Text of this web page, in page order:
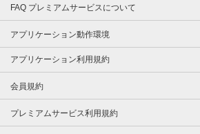
FAQ プレミアムサービスについて
アプリケーション動作環境
アプリケーション利用規約
会員規約
プレミアムサービス利用規約